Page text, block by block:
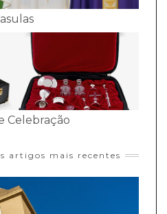
Celebração
artigos mais recentes